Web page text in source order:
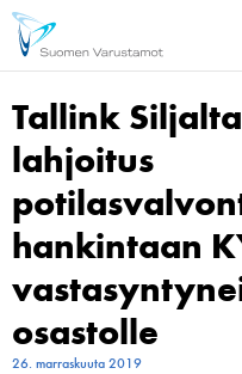
Tallink
lahjoitus
hankintaan
osastolle
26. marraskuuta 2019